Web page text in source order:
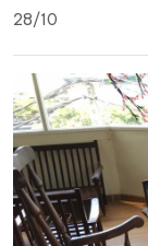
28/10